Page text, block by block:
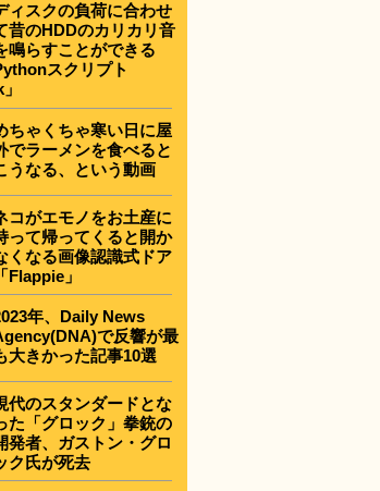
ィスクの負荷に合わせ
昔のHDDのカリカリ音
鳴らすことができる
スクリプト
ちゃくちゃ寒い日に屋
でラーメンを食べると
うなる、という動画
コがエモノをお土産に
って帰ってくると開か
くなる画像認識式ドア
「Flappie」
年、Daily News
で反響が最
大きかった記事10選
代のスタンダードとな
た「グロック」拳銃の
発者、ガストン・グロ
ク氏が死去